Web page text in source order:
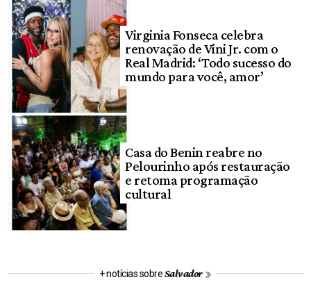
Virginia Fonseca celebra
renovação de Vini Jr. com o
Real Madrid: ‘Todo sucesso do
mundo para você, amor’
Casa do Benin reabre no
Pelourinho após restauração
e retoma programação
cultural
+ notícias sobreSalvador